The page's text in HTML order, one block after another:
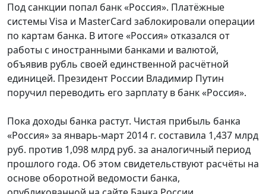
Под санкции попал банк «Россия». Платёжные
системы Visa и MasterCard заблокировали операции
по картам банка. В итоге «Россия» отказался от
работы с иностранными банками и валютой,
объявив рубль своей единственной расчётной
единицей. Президент России Владимир Путин
поручил переводить его зарплату в банк «Россия».
Пока доходы банка растут. Чистая прибыль банка
«Россия» за январь-март 2014 г. составила 1,437 млрд
руб. против 1,098 млрд руб. за аналогичный период
прошлого года. Об этом свидетельствуют расчёты на
основе оборотной ведомости банка,